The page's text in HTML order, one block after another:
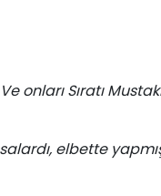
onları Sıratı
elbette